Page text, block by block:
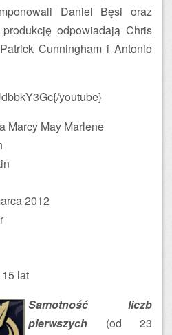
Daniel Bęsi oraz
odpowiadają Chris
Cunningham i Antonio
youtube}
Marcy May Marlene
2012
lat
Samotność liczb
pierwszych (od 23